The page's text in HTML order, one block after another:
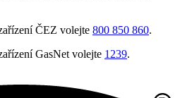
ČEZ volejte 800 850 860.
GasNet volejte 1239.